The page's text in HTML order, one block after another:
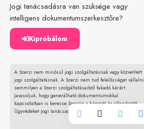
Jogi tanácsadásra van szüksége vagy
intelligens dokumentumszerkesztőre?
Kipróbálom
A Szerzi nem minősül jogi szolgáltatásnak vagy közvetített
jogi szolgáltatásnak. A Szerzi nem tud felelősséget vállalni
semmilyen a Szerzi szolgáltatásaiból fakadó kárért.
Javasoljuk, hogy generálható dokumentumokkal
kapcsolatban is keresse Szerzin a képzett és ellenőrzött
Ügyvédeket jogi tanácsadás céljából.